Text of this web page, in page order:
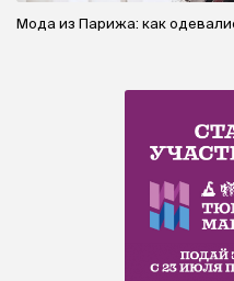
Мода из Парижа: как